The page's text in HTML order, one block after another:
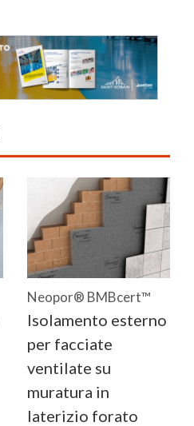
Neopor® BMBcert™
Isolamento esterno
per facciate
ventilate su
muratura in
laterizio forato